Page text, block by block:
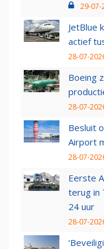
29-07-
JetBlue
actief
28-07-
Boeing
28-07-
Besluit
Airport
28-07-
Eerste
terug in
24 uur
28-07-